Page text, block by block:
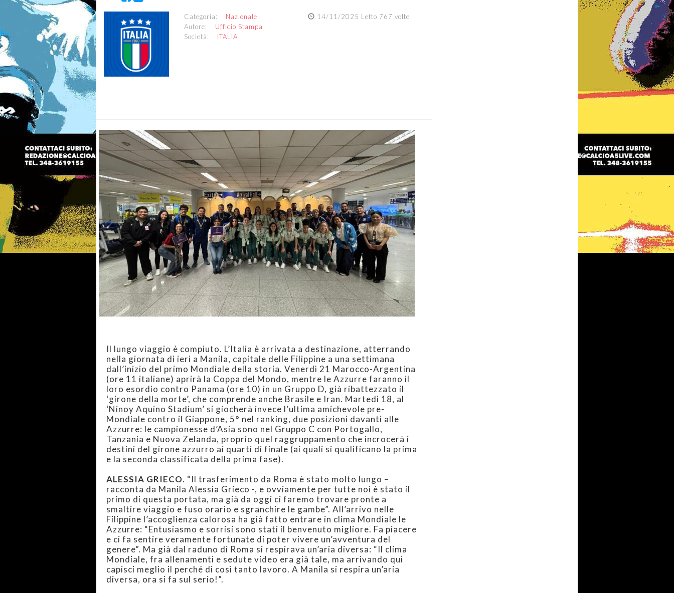
14/11/2025 Letto 767 volte
Categoria: Nazionale
Autore: Ufficio Stampa
Società: ITALIA
Il lungo viaggio è compiuto. L’Italia è arrivata a destinazione, atterrando
nella giornata di ieri a Manila, capitale delle Filippine a una settimana
dall’inizio del primo Mondiale della storia. Venerdì 21 Marocco-Argentina
(ore 11 italiane) aprirà la Coppa del Mondo, mentre le Azzurre faranno il
loro esordio contro Panama (ore 10) in un Gruppo D, già ribattezzato il
‘girone della morte’, che comprende anche Brasile e Iran. Martedì 18, al
‘Ninoy Aquino Stadium’ si giocherà invece l’ultima amichevole pre-
Mondiale contro il Giappone, 5° nel ranking, due posizioni davanti alle
Azzurre: le campionesse d’Asia sono nel Gruppo C con Portogallo,
Tanzania e Nuova Zelanda, proprio quel raggruppamento che incrocerà i
destini del girone azzurro ai quarti di finale (ai quali si qualificano la prima
e la seconda classificata della prima fase).
ALESSIA GRIECO. “Il trasferimento da Roma è stato molto lungo –
racconta da Manila Alessia Grieco -, e ovviamente per tutte noi è stato il
primo di questa portata, ma già da oggi ci faremo trovare pronte a
smaltire viaggio e fuso orario e sgranchire le gambe”. All’arrivo nelle
Filippine l’accoglienza calorosa ha già fatto entrare in clima Mondiale le
Azzurre: “Entusiasmo e sorrisi sono stati il benvenuto migliore. Fa piacere
e ci fa sentire veramente fortunate di poter vivere un’avventura del
genere”. Ma già dal raduno di Roma si respirava un’aria diversa: “Il clima
Mondiale, fra allenamenti e sedute video era già tale, ma arrivando qui
capisci meglio il perché di così tanto lavoro. A Manila si respira un’aria
diversa, ora si fa sul serio!”.